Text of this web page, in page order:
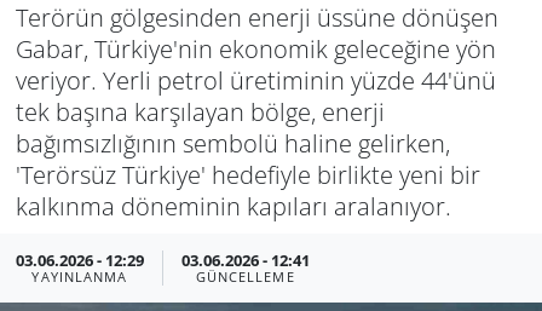
Terörün gölgesinden enerji üssüne dönüşen
Gabar, Türkiye'nin ekonomik geleceğine yön
veriyor. Yerli petrol üretiminin yüzde 44'ünü
tek başına karşılayan bölge, enerji
bağımsızlığının sembolü haline gelirken,
'Terörsüz Türkiye' hedefiyle birlikte yeni bir
kalkınma döneminin kapıları aralanıyor.
03.06.2026 - 12:29
YAYINLANMA
03.06.2026 - 12:41
GÜNCELLEME